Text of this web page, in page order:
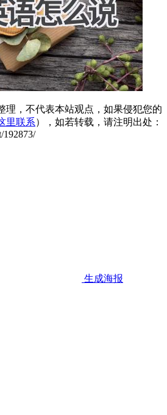
理，不代表本站观点，如果侵犯您的
里联系），如若转载，请注明出处：
192873/
生成海报